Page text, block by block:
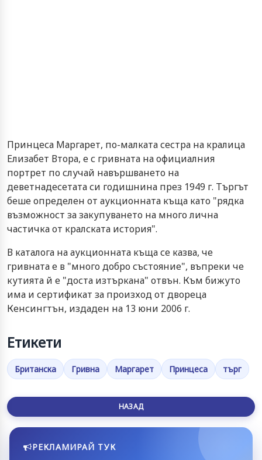
Принцеса Маргарет, по-малката сестра на кралица
Елизабет Втора, е с гривната на официалния
портрет по случай навършването на
деветнадесетата си годишнина през 1949 г. Търгът
беше определен от аукционната къща като "рядка
възможност за закупуването на много лична
частичка от кралската история".
В каталога на аукционната къща се казва, че
гривната е в "много добро състояние", въпреки че
кутията й е "доста изтъркана" отвън. Към бижуто
има и сертификат за произход от двореца
Кенсингтън, издаден на 13 юни 2006 г.
Етикети
Британска Гривна Маргарет Принцеса търг
НАЗАД
РЕКЛАМИРАЙ ТУК